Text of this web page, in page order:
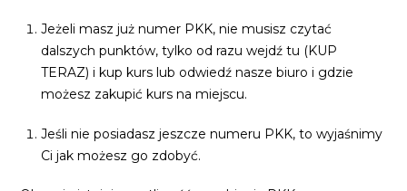
Jeżeli masz już numer PKK, nie musisz czytać
dalszych punktów, tylko od razu wejdź tu (KUP
TERAZ) i kup kurs lub odwiedź nasze biuro i gdzie
możesz zakupić kurs na miejscu.
Jeśli nie posiadasz jeszcze numeru PKK, to wyjaśnimy
Ci jak możesz go zdobyć.